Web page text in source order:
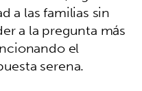
a las familias sin
a la pregunta más
el
serena.